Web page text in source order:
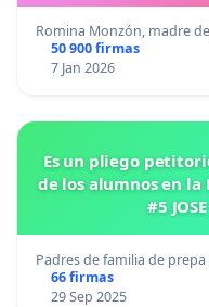
Romina Monzón, madre
50 900 firmas
7 Jan 2026
Es un pliego
de los alumnos en la
#5
Padres de familia de prepa
66 firmas
29 Sep 2025